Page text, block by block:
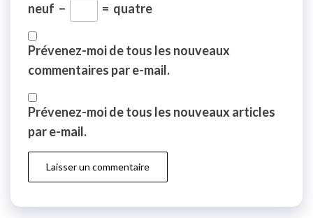
neuf − = quatre
Prévenez-moi de tous les nouveaux
commentaires par e-mail.
Prévenez-moi de tous les nouveaux articles
par e-mail.